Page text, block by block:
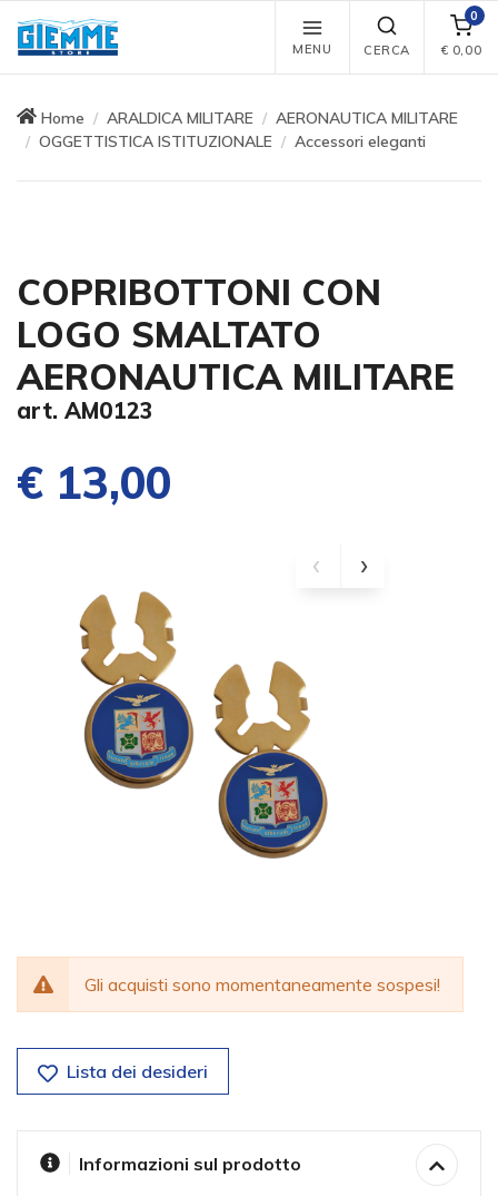
MENU CERCA
0
€ 0,00
Home ARALDICA MILITARE
AERONAUTICA MILITARE
OGGETTISTICA ISTITUZIONALE
Accessori eleganti
COPRIBOTTONI CON
LOGO SMALTATO
AERONAUTICA MILITARE
art. AM0123
€ 13,00
Gli acquisti sono momentaneamente sospesi!
Lista dei desideri
Informazioni sul prodotto